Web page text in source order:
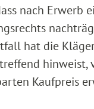
nach Erwerb
hat die
Kaufpreis